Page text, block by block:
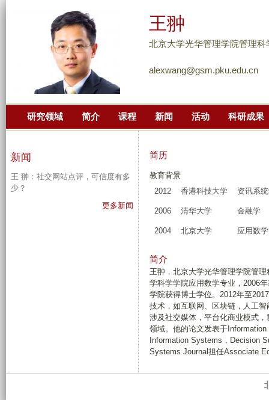
到
面
主
要
内
王翀
北京大学光华管理学院管理
alexwang@gsm.pku.edu.cn
研究领域 简介 课程 新闻 活动 科研成果
简历
教育背景
2012
香港科技大学 资讯系
2006 清华大学 金融学
2004 北京大学 应用数学
简介
王翀，北京大学光华管理学院管
学科学学院应用数学专业，2006
学院获得博士学位。2012年至
技术，如互联网、区块链，人工
涉及社交媒体，平台化商业模式
领域。他的论文发表于
Information Systems，Decision
Systems Journal担任Associate
新闻
王 翀：社交网站点评，可信度有多
少？
更多新闻